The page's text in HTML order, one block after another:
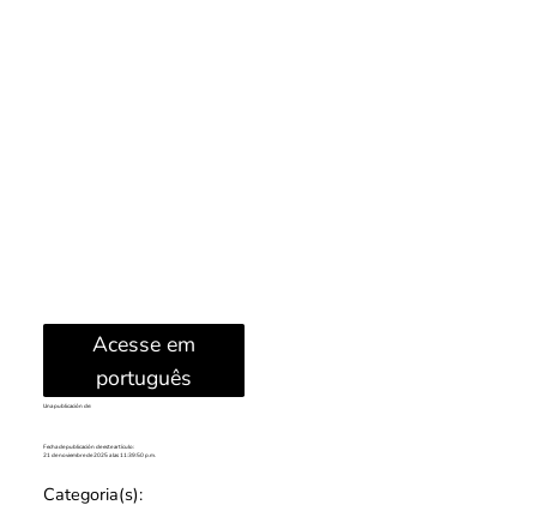
Acesse em
português
Una publicación de:
Fecha de publicación de este artículo:
21 de noviembre de 2025 a las 11:39:50 p.m.
Categoria(s):